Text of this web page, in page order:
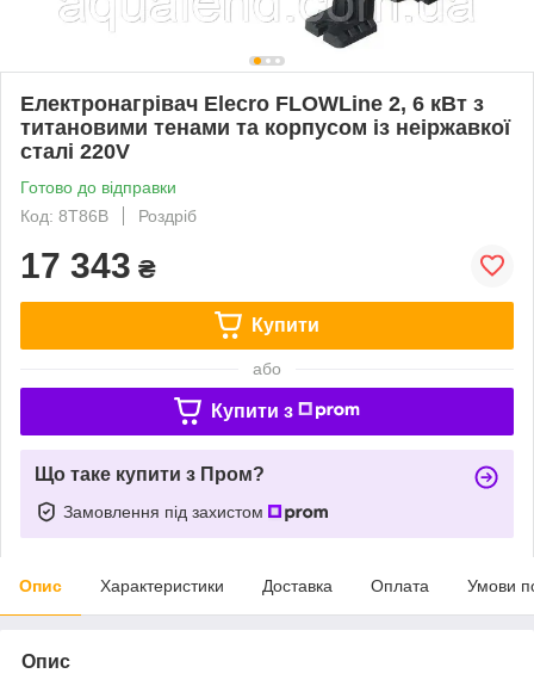
Електронагрівач Elecro FLOWLine 2, 6 кВт з
титановими тенами та корпусом із неіржавкої
сталі 220V
Готово до відправки
Код: 8Т86В
Роздріб
17 343 ₴
Купити
або
Купити з
Що таке купити з Пром?
Замовлення під захистом
Опис Характеристики Доставка Оплата Умови
Опис